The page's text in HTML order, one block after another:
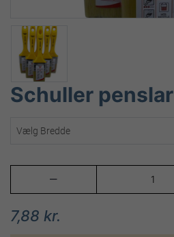
Schuller penslar

7,88 kr.